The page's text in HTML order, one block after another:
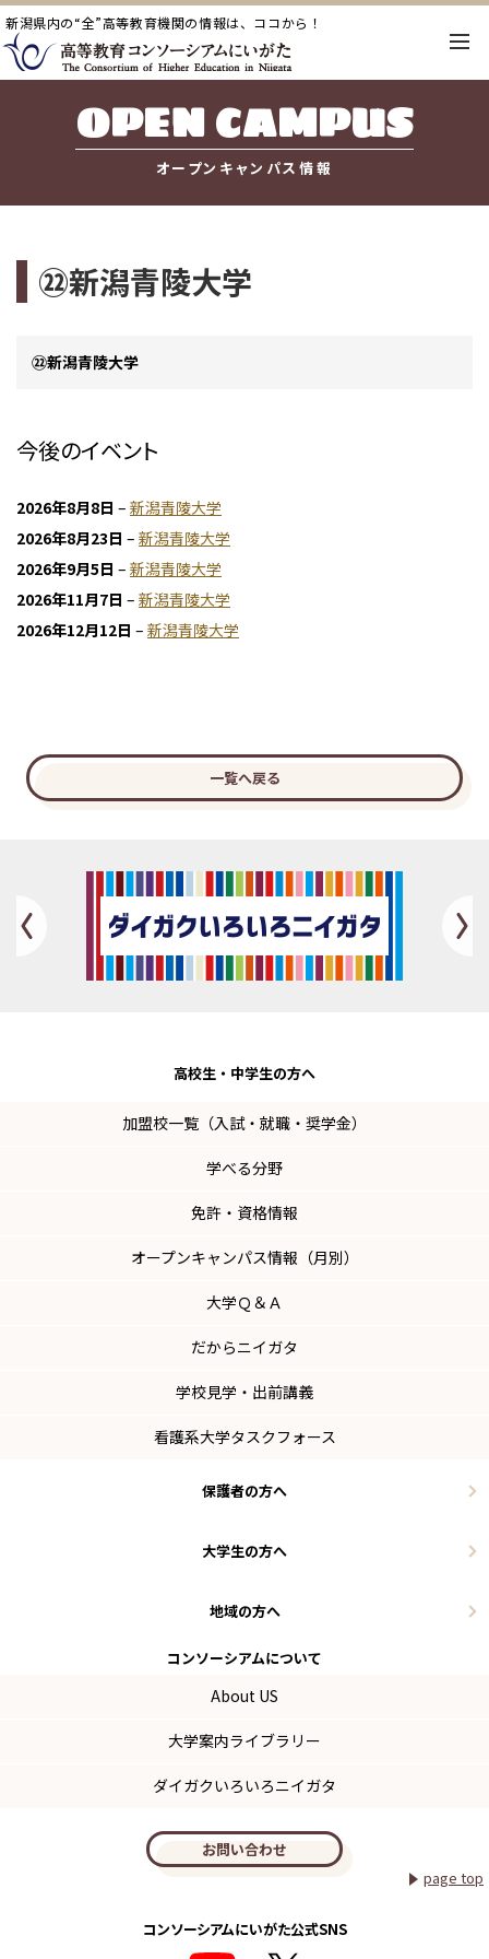
新潟県内の“全”高等教育機関の情報は、ココから！
OPEN CAMPUS
オープンキャンパス情報
㉒新潟青陵大学
㉒新潟青陵大学
今後のイベント
2026年8月8日 – 新潟青陵大学
2026年8月23日 – 新潟青陵大学
2026年9月5日 – 新潟青陵大学
2026年11月7日 – 新潟青陵大学
2026年12月12日 – 新潟青陵大学
一覧へ戻る
Previous
高校生・ 中学生の方へ
加盟校一覧（入試・就職・奨学金）
学べる分野
免許・資格情報
オープンキャンパス情報（月別）
大学Ｑ＆Ａ
だからニイガタ
学校見学・出前講義
看護系大学タスクフォース
保護者の方へ
大学生の方へ
地域の方へ
コンソーシアムについて
About US
大学案内ライブラリー
ダイガクいろいろニイガタ
お問い合わせ
page top
コンソーシアムにいがた公式SNS